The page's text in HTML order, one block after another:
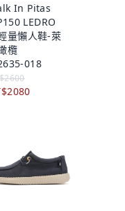
In Pitas
LEDRO
量懶人鞋-萊
欖
018